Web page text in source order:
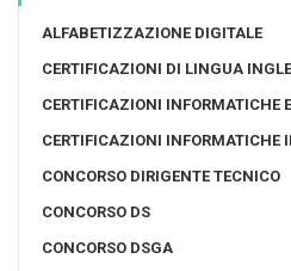
ALFABETIZZAZIONE DIGITALE
CERTIFICAZIONI DI LINGUA
CERTIFICAZIONI INFORMATICHE
CERTIFICAZIONI INFORMATICHE
CONCORSO DIRIGENTE TECNICO
CONCORSO DS
CONCORSO DSGA